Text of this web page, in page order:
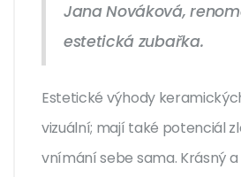
Jana Nováková,
estetická zubařka.
Estetické výhody
vizuální; mají také potenciál
vnímání sebe sama. Krásný